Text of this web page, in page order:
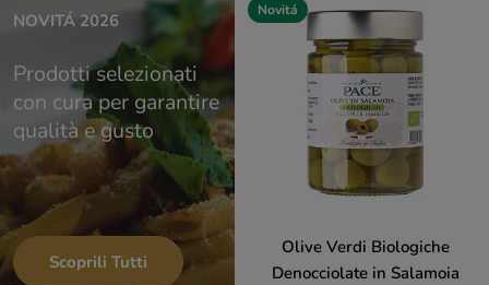
NOVITÁ 2026
Prodotti selezionati
con cura per garantire
qualità e gusto
Scoprili Tutti
Novitá
Olive Verdi Biologiche
Denocciolate in Salamoia